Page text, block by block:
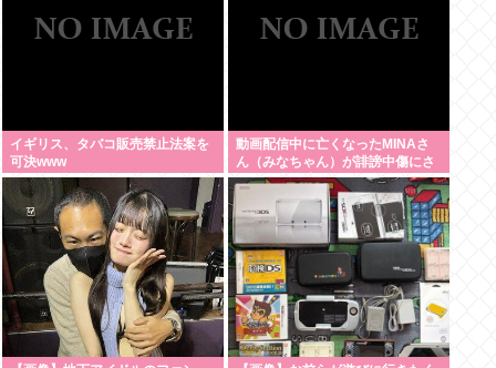
イギリス、タバコ販売禁止法案を
可決www
動画配信中に亡くなったMINAさ
ん（みなちゃん）が誹謗中傷にさ
らされた経緯がこちら…